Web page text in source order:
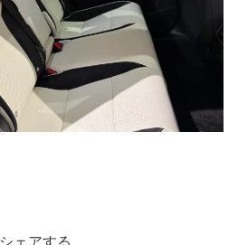
シェアする